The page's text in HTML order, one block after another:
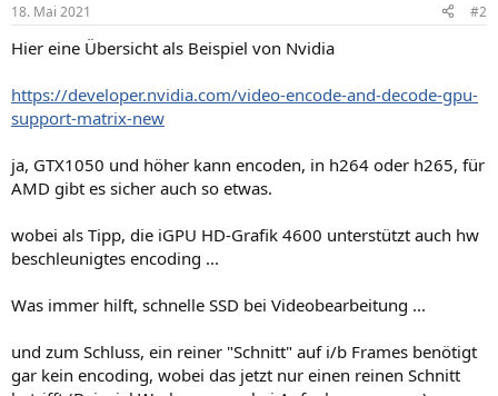
18. Mai 2021 #2
Hier eine Übersicht als Beispiel von Nvidia
https://developer.nvidia.com/video-encode-and-decode-gpu-
support-matrix-new
ja, GTX1050 und höher kann encoden, in h264 oder h265, für
AMD gibt es sicher auch so etwas.
wobei als Tipp, die iGPU HD-Grafik 4600 unterstützt auch hw
beschleunigtes encoding ...
Was immer hilft, schnelle SSD bei Videobearbeitung ...
und zum Schluss, ein reiner "Schnitt" auf i/b Frames benötigt
gar kein encoding, wobei das jetzt nur einen reinen Schnitt